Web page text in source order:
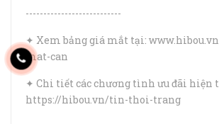
---------------------------
✦ Xem bảng giá mắt tại:
mat-can
✦ Chi tiết các chương tình ưu đãi hiện
https://hibou.vn/tin-thoi-trang